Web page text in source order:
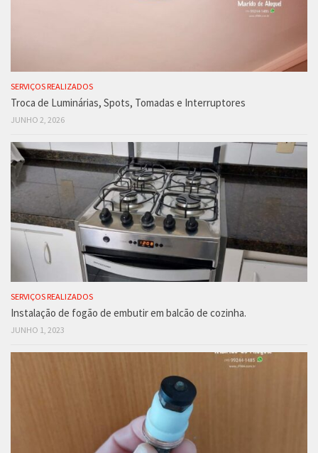
SERVIÇOS REALIZADOS
Troca de Luminárias, Spots, Tomadas e Interruptores
JUNHO 2, 2026
SERVIÇOS REALIZADOS
Instalação de fogão de embutir em balcão de cozinha.
JUNHO 1, 2023